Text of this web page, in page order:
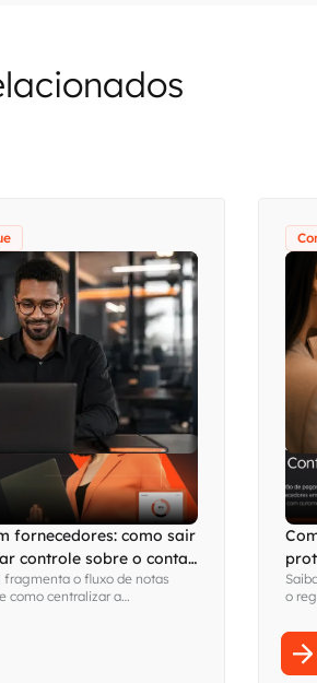
fornecedores: como sair
controle sobre o contas
fragmenta o fluxo de notas
como centralizar a
o
ERP.